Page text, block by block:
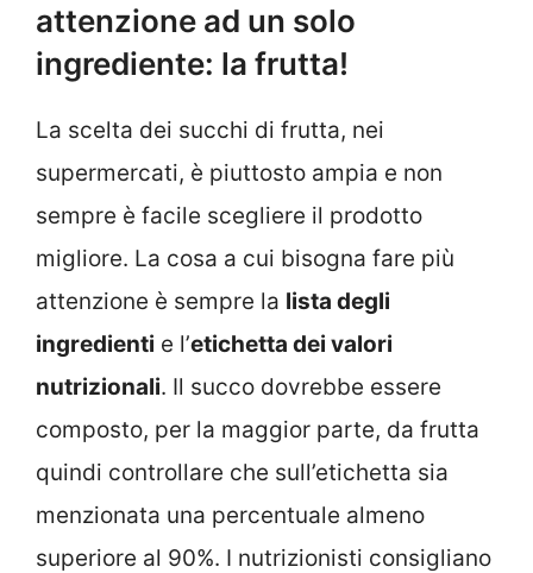
attenzione ad un solo
ingrediente: la frutta!
La scelta dei succhi di frutta, nei
supermercati, è piuttosto ampia e non
sempre è facile scegliere il prodotto
migliore. La cosa a cui bisogna fare più
attenzione è sempre la lista degli
ingredienti e l’etichetta dei valori
nutrizionali. Il succo dovrebbe essere
composto, per la maggior parte, da frutta
quindi controllare che sull’etichetta sia
menzionata una percentuale almeno
superiore al 90%. I nutrizionisti consigliano